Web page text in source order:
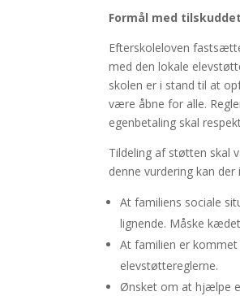
Formål med tilskuddet
Efterskoleloven
med den lokale
skolen er i stand til at
være åbne for alle.
egenbetaling skal
Tildeling af støtten skal
denne vurdering kan
At familiens sociale
lignende. Måske
At familien er
elevstøttereglerne.
Ønsket om at hjælpe